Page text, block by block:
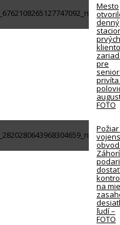
Mesto
denný
prvých
pre
FOTO
na
ľudí –
FOTO